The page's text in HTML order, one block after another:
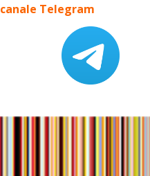
Telegram